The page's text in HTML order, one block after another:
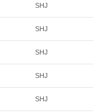
SHJ
SHJ
SHJ
SHJ
SHJ